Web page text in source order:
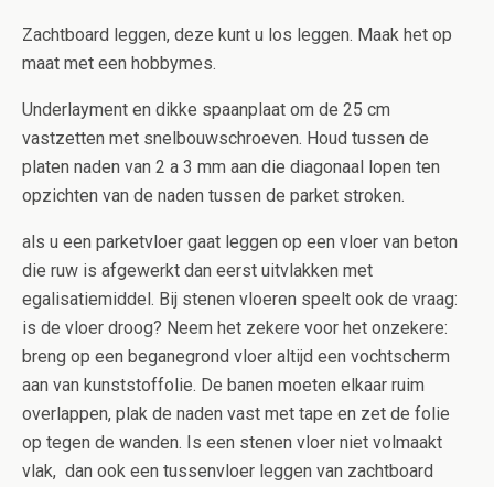
Zachtboard leggen, deze kunt u los leggen. Maak het op
maat met een hobbymes.
Underlayment en dikke spaanplaat om de 25 cm
vastzetten met snelbouwschroeven. Houd tussen de
platen naden van 2 a 3 mm aan die diagonaal lopen ten
opzichten van de naden tussen de parket stroken.
als u een parketvloer gaat leggen op een vloer van beton
die ruw is afgewerkt dan eerst uitvlakken met
egalisatiemiddel. Bij stenen vloeren speelt ook de vraag:
is de vloer droog? Neem het zekere voor het onzekere:
breng op een beganegrond vloer altijd een vochtscherm
aan van kunststoffolie. De banen moeten elkaar ruim
overlappen, plak de naden vast met tape en zet de folie
op tegen de wanden. Is een stenen vloer niet volmaakt
vlak, dan ook een tussenvloer leggen van zachtboard